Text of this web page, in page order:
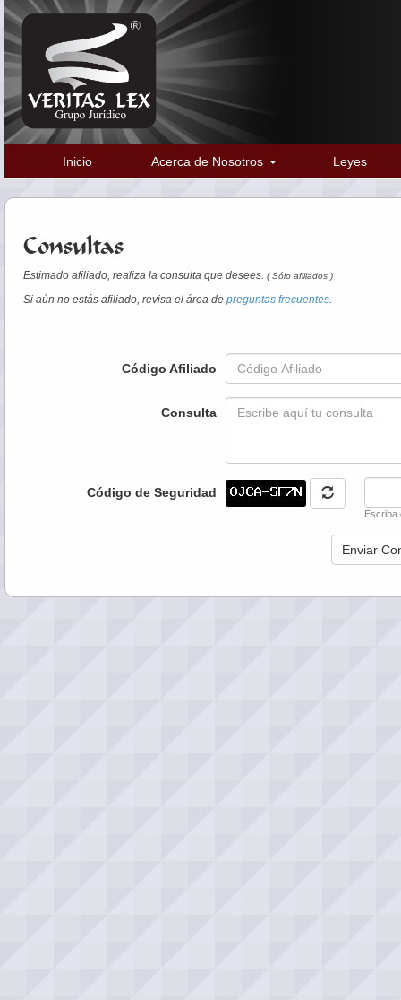
Inicio Acerca de Nosotros Leyes
Consultas
Estimado afiliado, realiza la consulta que desees. ( Sólo afiliados )
Si aún no estás afiliado, revisa el área de preguntas frecuentes.
Código Afiliado
Consulta
Código de Seguridad
Escriba